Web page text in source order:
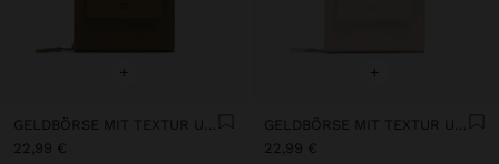
+
GELDBÖRSE MIT TEXTUR UND KLAPPE
22,99 €
+
GELDBÖRSE MIT TEXTUR UND KLAPPE
22,99 €